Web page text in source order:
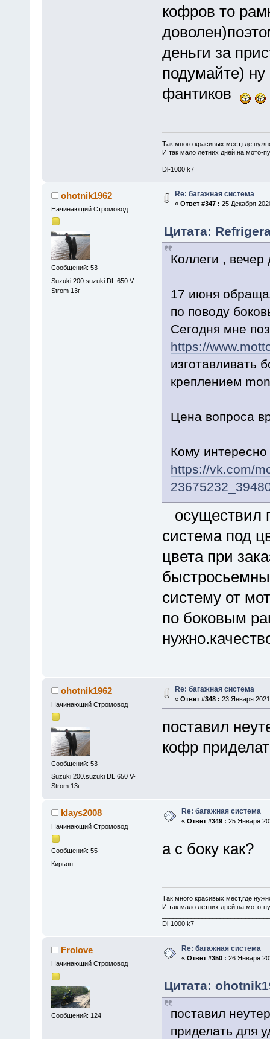
кофров то
деньги за
подумайте) ну
фантиков
Так много красивых мест,где
И так мало летних дней,на мото-
Dl-1000 k7
ohotnik1962
Начинающий Стромовод
Сообщений: 53
Suzuki 200.suzuki DL 650 V-
Strom 13г
Re: багажная система
« Ответ #347 : 25 Декабря
Цитата:
Коллеги ,
17 июня
по поводу
Сегодня мне
https://
изготавливать
креплением
Цена вопроса
Кому
https://vk.com/
осуществил
система под
цвета при
систему от
по боковым
ohotnik1962
Начинающий Стромовод
Сообщений: 53
Suzuki 200.suzuki DL 650 V-
Strom 13г
Re: багажная система
« Ответ #348 : 23 Января
поставил
кофр
klays2008
Начинающий Стромовод
Сообщений: 55
Кирьян
Re: багажная система
« Ответ #349 : 25 Января
а с боку как?
Так много красивых мест,где
И так мало летних дней,на мото-
Dl-1000 k7
Frolove
Начинающий Стромовод
Сообщений: 124
Re: багажная система
« Ответ #350 : 26 Января
Цитата:
поставил
приделать для